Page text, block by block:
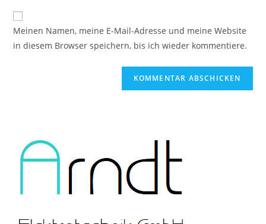
ein
zum
Kommentieren
ein
Website-
URL
Meinen Namen, meine E-Mail-Adresse und meine Website
in diesem Browser speichern, bis ich wieder kommentiere.